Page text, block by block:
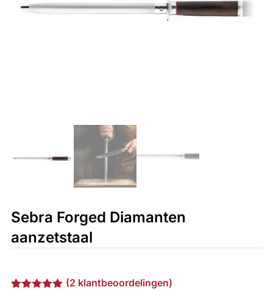
Sebra Forged Diamanten
aanzetstaal
(2 klantbeoordelingen)